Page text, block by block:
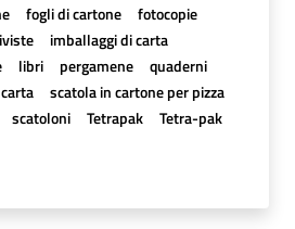
fogli di cartone
fotocopie
imballaggi di carta
libri pergamene
quaderni
scatola in cartone per pizza
scatoloni Tetrapak Tetra-pak